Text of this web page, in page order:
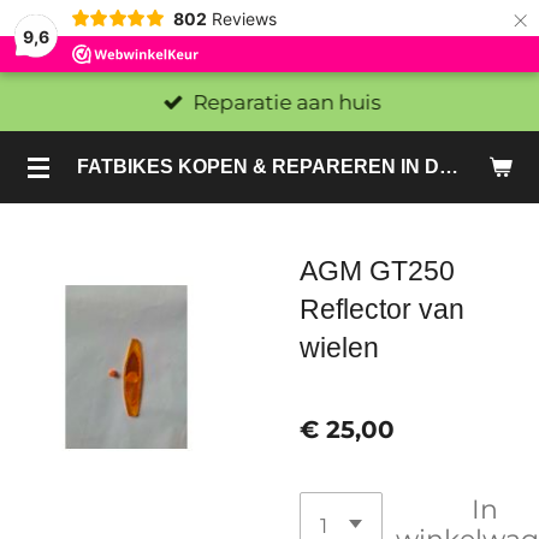
9,6
802 Reviews ×
FATBIKES KOPEN & REPAREREN IN DEN HAAG EN ZOETERMEER - SACHE BIKES
Reparatie aan huis
AGM GT250
Reflector van
wielen
€ 25,00
In